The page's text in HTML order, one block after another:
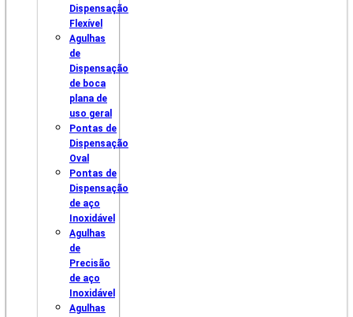
Dispensação
Flexível
Agulhas
de
Dispensação
de boca
plana de
uso geral
Pontas de
Dispensação
Oval
Pontas de
Dispensação
de aço
Inoxidável
Agulhas
de
Precisão
de aço
Inoxidável
Agulhas